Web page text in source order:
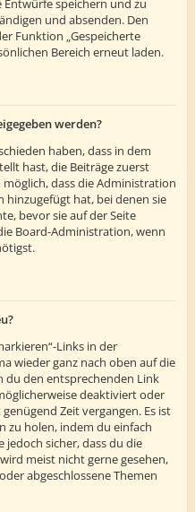
speichern und zu
und absenden. Den
Funktion „Gespeicherte
Bereich erneut laden.
werden?
haben, dass in dem
hast, die Beiträge zuerst
dass die Administration
hinzugefügt hat, bei denen sie
bevor sie auf der Seite
Board-Administration, wenn
Links in der
wieder ganz nach oben auf die
du den entsprechenden Link
deaktiviert oder
Zeit vergangen. Es ist
zu holen, indem du einfach
sicher, dass du die
meist nicht gerne gesehen,
abgeschlossene Themen